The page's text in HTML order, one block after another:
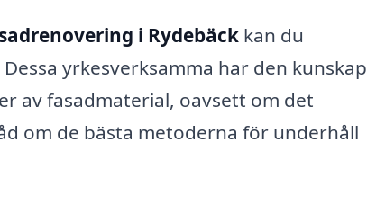
i Rydebäck kan du
yrkesverksamma har den kunskap
av fasadmaterial, oavsett om det
om de bästa metoderna för underhåll